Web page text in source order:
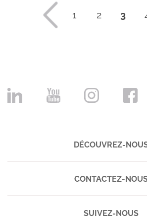
1 2 3
DÉCOUVREZ-
Nos business cases
Nos réalisations
CONTACTEZ-
Montpellier :
SUIVEZ-NOUS